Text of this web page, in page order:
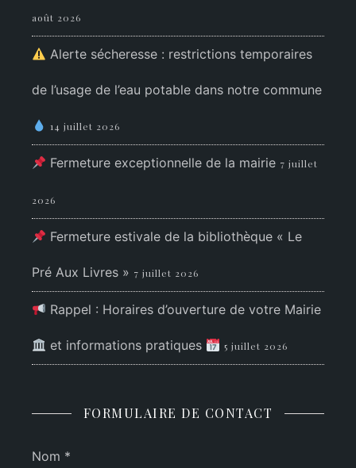
août 2026
Alerte sécheresse : restrictions temporaires
de l’usage de l’eau potable dans notre commune
14 juillet 2026
Fermeture exceptionnelle de la mairie 7 juillet
2026
Fermeture estivale de la bibliothèque « Le
Pré Aux Livres » 7 juillet 2026
Rappel : Horaires d’ouverture de votre Mairie
et informations pratiques 5 juillet 2026
FORMULAIRE DE CONTACT
Nom *